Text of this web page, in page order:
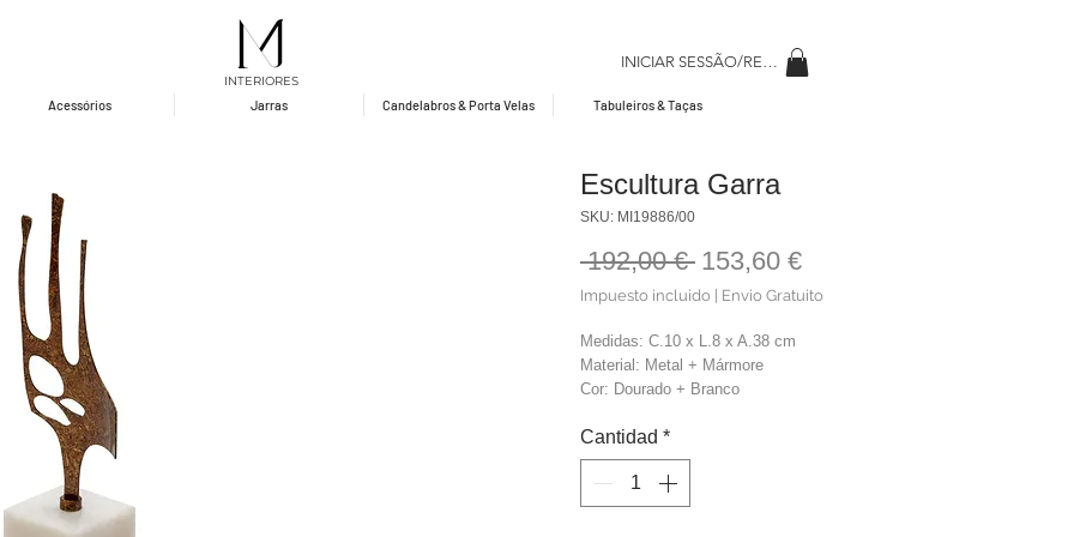
INTERIORES
INICIAR SESSÃO/REGISAR
Acessórios Jarras Candelabros & Porta Velas Tabuleiros & Taças
Escultura Garra
SKU: MI19886/00
192,00 € Precio
153,60 €Precio
de
Impuesto incluido Envio Gratuito
Medidas: C.10 x L.8 x A.38 cm
Material: Metal + Mármore
Cor: Dourado + Branco
Cantidad *